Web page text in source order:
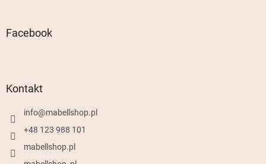
Facebook
Kontakt
info@mabellshop.pl
+48 123 988 101
mabellshop.pl